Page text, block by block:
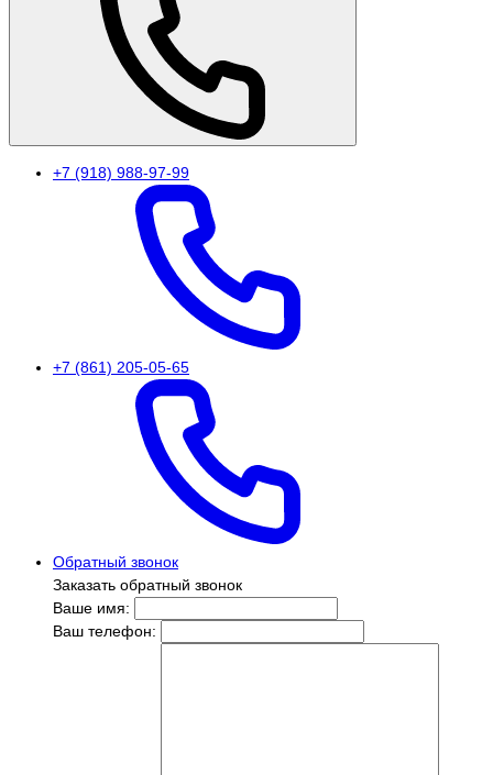
+7 (918) 988-97-99
+7 (861) 205-05-65
Обратный звонок
Заказать обратный звонок
Ваше имя:
Ваш телефон: